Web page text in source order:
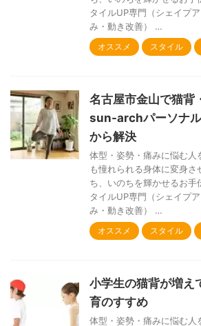
タイルUP専門（シェイプ
み・動き改善） …
オススメ スタイル
名古屋市金山で猫背
sun-archパーソナ
から解決
体型・姿勢・痛みに悩む人
も憧れられる身体に変身さ
ち、いのちを輝かせるお手
タイルUP専門（シェイプ
み・動き改善） …
オススメ スタイル
小学生の猫背が増え
育のすすめ
体型・姿勢・痛みに悩む人